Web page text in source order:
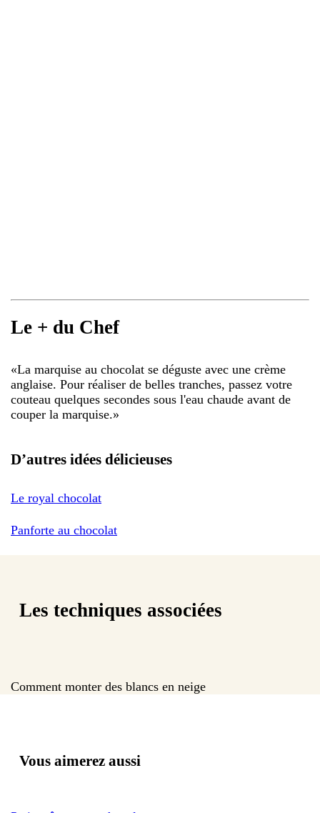
Le + du Chef
«La marquise au chocolat se déguste avec une crème
anglaise. Pour réaliser de belles tranches, passez votre
couteau quelques secondes sous l'eau chaude avant de
couper la marquise.»
D’autres idées délicieuses
Le royal chocolat
Panforte au chocolat
Les techniques associées
Comment monter des blancs en neige
Vous aimerez aussi